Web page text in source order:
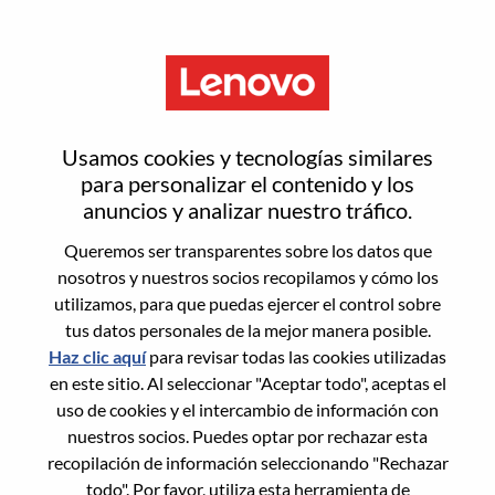
Usamos cookies y tecnologías similares
para personalizar el contenido y los
anuncios y analizar nuestro tráfico.
Queremos ser transparentes sobre los datos que
nosotros y nuestros socios recopilamos y cómo los
utilizamos, para que puedas ejercer el control sobre
tus datos personales de la mejor manera posible.
Haz clic aquípara revisar todas las cookies utilizadas
en este sitio. Al seleccionar "Aceptar todo", aceptas el
uso de cookies y el intercambio de información con
nuestros socios. Puedes optar por rechazar esta
recopilación de información seleccionando "Rechazar
todo". Por favor, utiliza esta herramienta de
Senior ServiceNow Developer
General Information
Req #100016984
Career Area:
Tecnología de la información
Country/Region:México
Distrito Federal
Mexico D.F.